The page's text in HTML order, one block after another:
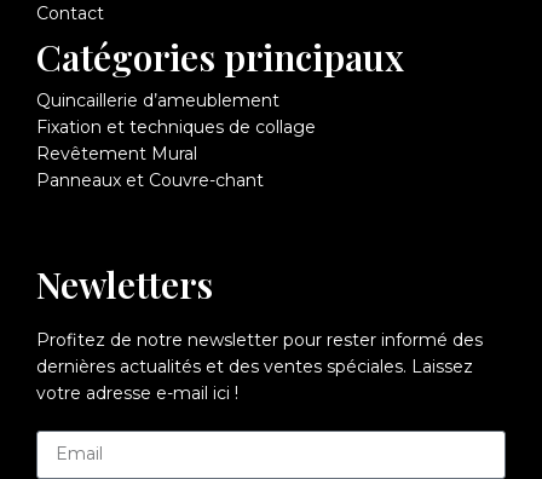
Contact
Catégories principaux
Quincaillerie d’ameublement
Fixation et techniques de collage
Revêtement Mural
Panneaux et Couvre-chant
Newletters
Profitez de notre newsletter pour rester informé des
dernières actualités et des ventes spéciales. Laissez
votre adresse e-mail ici !